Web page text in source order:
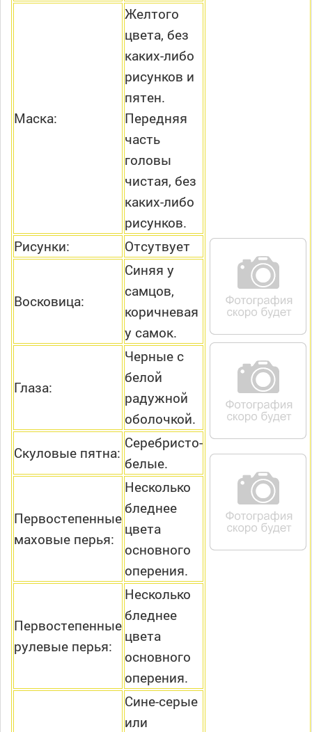
Маска:
Желтого
цвета, без
каких-либо
рисунков и
пятен.
Передняя
часть
головы
чистая, без
каких-либо
рисунков.
Рисунки:
Отсутвует
Восковица:
Синяя у
самцов,
коричневая
у самок.
Глаза:
Черные с
белой
радужной
оболочкой.
Скуловые пятна:
Серебристо-
белые.
Первостепенные
маховые перья:
Несколько
бледнее
цвета
основного
оперения.
Первостепенные
рулевые перья:
Несколько
бледнее
цвета
основного
оперения.
Сине-серые
или